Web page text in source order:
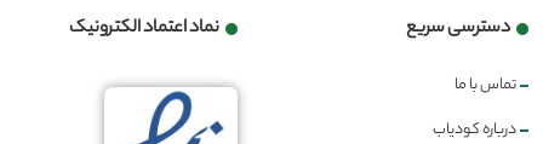
دسترسی سریع
تماس با ما
درباره کودیاب
نماد اعتماد الکترونیک